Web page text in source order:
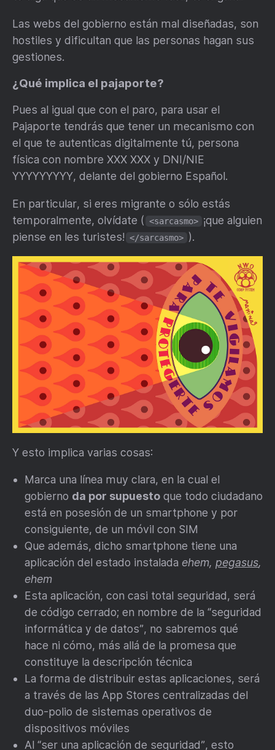
Las webs del gobierno están mal diseñadas, son
hostiles y dificultan que las personas hagan sus
gestiones.
¿Qué implica el pajaporte?
Pues al igual que con el paro, para usar el
Pajaporte tendrás que tener un mecanismo con
el que te autenticas digitalmente tú, persona
física con nombre XXX XXX y DNI/NIE
YYYYYYYYY, delante del gobierno Español.
En particular, si eres migrante o sólo estás
temporalmente, olvídate ( <sarcasmo> ¡que alguien
piense en les turistes! </sarcasmo> ).
Y esto implica varias cosas:
Marca una línea muy clara, en la cual el
gobierno da por supuesto que todo ciudadano
está en posesión de un smartphone y por
consiguiente, de un móvil con SIM
Que además, dicho smartphone tiene una
aplicación del estado instalada ehem, pegasus,
ehem
Esta aplicación, con casi total seguridad, será
de código cerrado; en nombre de la “seguridad
informática y de datos”, no sabremos qué
hace ni cómo, más allá de la promesa que
constituye la descripción técnica
La forma de distribuir estas aplicaciones, será
a través de las App Stores centralizadas del
duo-polio de sistemas operativos de
dispositivos móviles
Al “ser una aplicación de seguridad”, esto